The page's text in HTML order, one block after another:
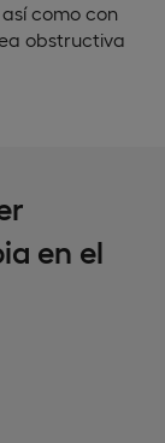
como con
obstructiva
en el